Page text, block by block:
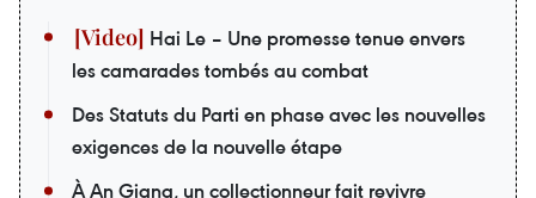
Hai Le – Une promesse tenue envers
les camarades tombés au combat
Des Statuts du Parti en phase avec les nouvelles
exigences de la nouvelle étape
À An Giang, un collectionneur fait revivre